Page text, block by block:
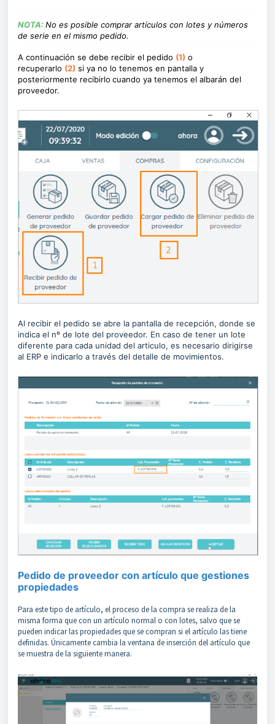
NOTA:No es posible comprar artículos con lotes y números
de serie en el mismo pedido.
A continuación se debe recibir el pedido (1) o
recuperarlo (2) si ya no lo tenemos en pantalla y
posteriormente recibirlo cuando ya tenemos el albarán del
proveedor.
Al recibir el pedido se abre la pantalla de recepción, donde se
indica el nº de lote del proveedor. En caso de tener un lote
diferente para cada unidad del articulo, es necesario dirigirse
al ERP e indicarlo a través del detalle de movimientos.
Pedido de proveedor con artículo que gestiones
propiedades
Para este tipo de artículo, el proceso de la compra se realiza de la
misma forma que con un artículo normal o con lotes, salvo que se
pueden indicar las propiedades que se compran si el artículo las tiene
definidas. Únicamente cambia la ventana de inserción del artículo que
se muestra de la siguiente manera.